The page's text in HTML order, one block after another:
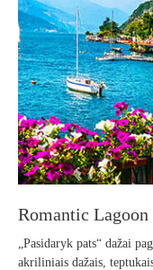
Romantic Lagoon
„Pasidaryk pats“ dažai
akriliniais dažais,